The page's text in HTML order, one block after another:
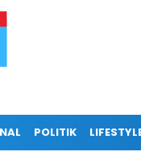
POLITIK